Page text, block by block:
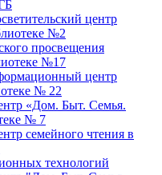
центр
№2
просвещения
№17
центр
№ 22
«Дом. Быт. Семья.
№ 7
семейного чтения в
технологий